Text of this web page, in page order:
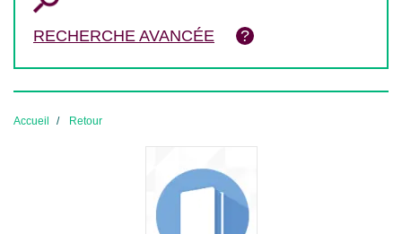
RECHERCHE AVANCÉE
Accueil Retour